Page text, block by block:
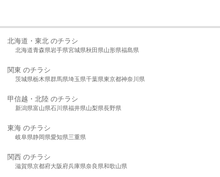
北海道・東北 のチラシ
北海道青森県岩手県宮城県秋田県山形県福島県
関東 のチラシ
茨城県栃木県群馬県埼玉県千葉県東京都神奈川県
甲信越・北陸 のチラシ
新潟県富山県石川県福井県山梨県長野県
東海 のチラシ
岐阜県静岡県愛知県三重県
関西 のチラシ
滋賀県京都府大阪府兵庫県奈良県和歌山県